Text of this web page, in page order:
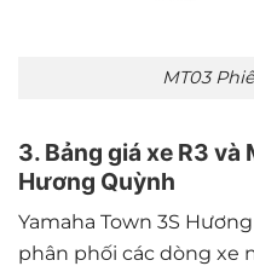
MT03
3. Bảng giá xe R3
Hương Quỳnh
Yamaha Town 3S
phân phối các dòng xe